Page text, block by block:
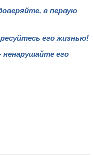
в первую
его жизнью!
ненарушайте его